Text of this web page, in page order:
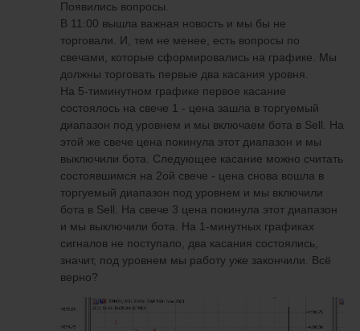
Появились вопросы.
В 11:00 вышла важная новость и мы бы не
торговали. И, тем не менее, есть вопросы по
свечами, которые сформировались на графике. Мы
должны торговать первые два касания уровня.
На 5-тиминутном графике первое касание
состоялось на свече 1 - цена зашла в торгуемый
диапазон под уровнем и мы включаем бота в Sell. На
этой же свече цена покинула этот диапазон и мы
выключили бота. Следующее касание можно считать
состоявшимся на 2ой свече - цена снова вошла в
торгуемый диапазон под уровнем и мы включили
бота в Sell. На свече 3 цена покинула этот диапазон
и мы выключили бота. На 1-минутных графиках
сигналов не поступало, два касания состоялись,
значит, под уровнем мы работу уже закончили. Всё
верно?